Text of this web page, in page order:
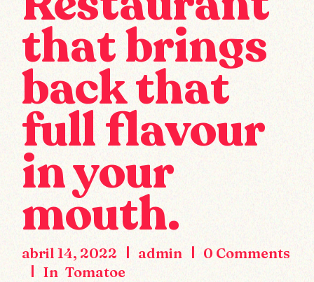
that brings
back that
full flavour
in your
mouth.
abril 14, 2022 admin
0 Comments
In Tomatoe